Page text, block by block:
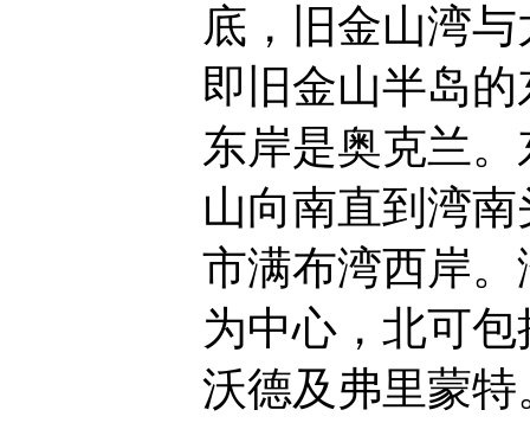
底，旧金山湾
即旧金山半岛
东岸是奥克兰
山向南直到湾
市满布湾西岸
为中心，北可
沃德及弗里蒙特